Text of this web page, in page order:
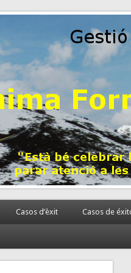
Casos d’èxit Casos de